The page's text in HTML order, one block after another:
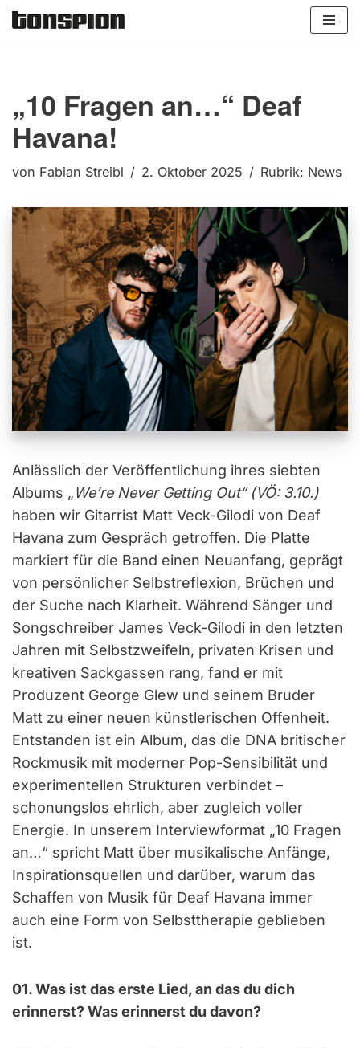
„10 Fragen an…“ Deaf
Havana!
von Fabian Streibl 2. Oktober 2025 Rubrik: News
Anlässlich der Veröffentlichung ihres siebten
Albums „We’re Never Getting Out“ (VÖ: 3.10.)
haben wir Gitarrist Matt Veck-Gilodi von Deaf
Havana zum Gespräch getroffen. Die Platte
markiert für die Band einen Neuanfang, geprägt
von persönlicher Selbstreflexion, Brüchen und
der Suche nach Klarheit. Während Sänger und
Songschreiber James Veck-Gilodi in den letzten
Jahren mit Selbstzweifeln, privaten Krisen und
kreativen Sackgassen rang, fand er mit
Produzent George Glew und seinem Bruder
Matt zu einer neuen künstlerischen Offenheit.
Entstanden ist ein Album, das die DNA britischer
Rockmusik mit moderner Pop-Sensibilität und
experimentellen Strukturen verbindet –
schonungslos ehrlich, aber zugleich voller
Energie. In unserem Interviewformat „10 Fragen
an…“ spricht Matt über musikalische Anfänge,
Inspirationsquellen und darüber, warum das
Schaffen von Musik für Deaf Havana immer
auch eine Form von Selbsttherapie geblieben
ist.
01. Was ist das erste Lied, an das du dich
erinnerst? Was erinnerst du davon?